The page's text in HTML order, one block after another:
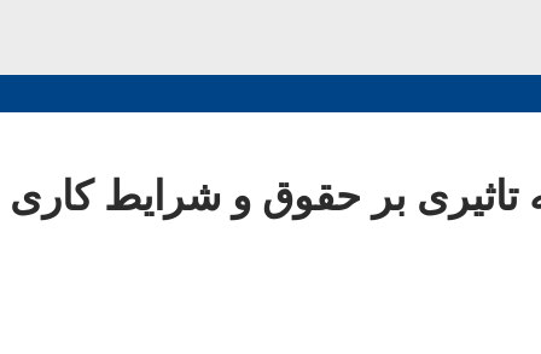
تاثیری بر حقوق و شرایط کاری